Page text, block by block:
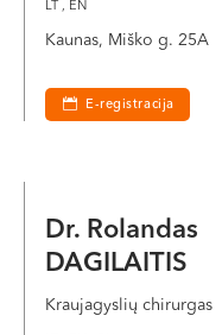
VI, VII --
LT , EN
Kaunas, Miško g. 25A
E-registracija
Dr. Rolandas
DAGILAITIS
Kraujagyslių chirurgas